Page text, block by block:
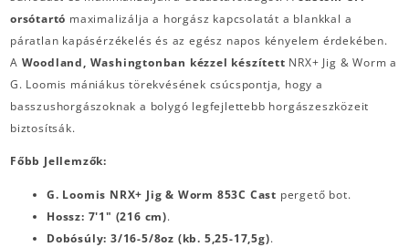
orsótartó maximalizálja a horgász kapcsolatát a blankkal a
páratlan kapásérzékelés és az egész napos kényelem érdekében.
A Woodland, Washingtonban kézzel készített NRX+ Jig & Worm a
G. Loomis mániákus törekvésének csúcspontja, hogy a
basszushorgászoknak a bolygó legfejlettebb horgászeszközeit
biztosítsák.
Főbb Jellemzők:
G. Loomis NRX+ Jig & Worm 853C Cast pergető bot.
Hossz: 7'1" (216 cm).
Dobósúly: 3/16-5/8oz (kb. 5,25-17,5g).